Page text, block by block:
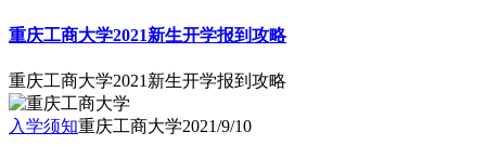
重庆工商大学2021新生开学报到攻略
重庆工商大学2021新生开学报到攻略
入学须知重庆工商大学2021/9/10